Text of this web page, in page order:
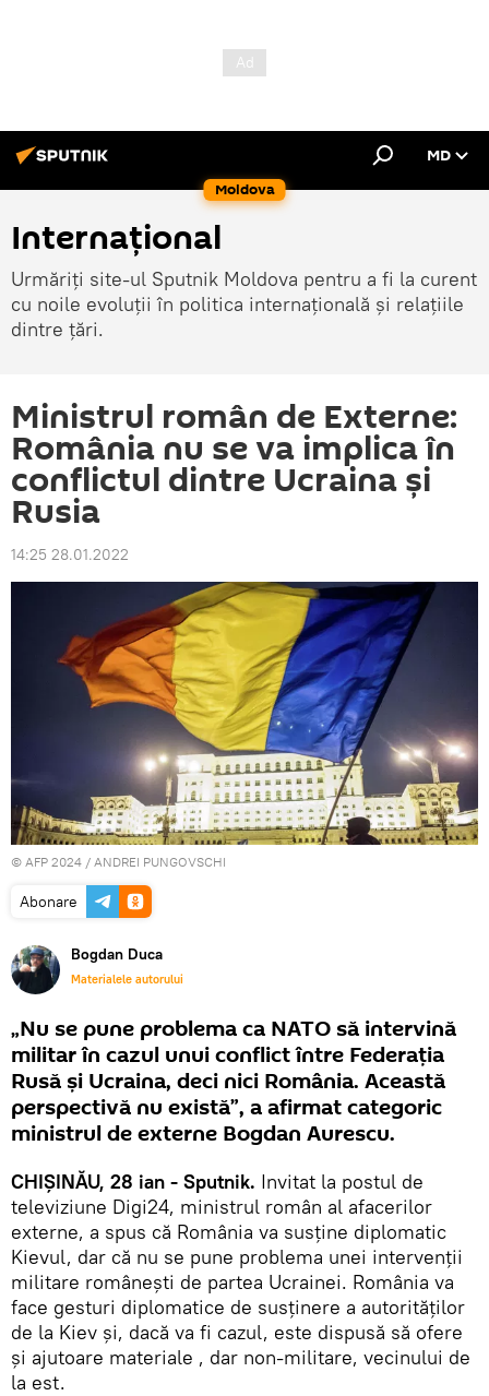
Moldova
MD
Internațional
Urmăriți site-ul Sputnik Moldova pentru a fi la curent
cu noile evoluții în politica internațională și relațiile
dintre țări.
Ministrul român de Externe:
România nu se va implica în
conflictul dintre Ucraina și
Rusia
14:25 28.01.2022
© AFP 2024 / ANDREI PUNGOVSCHI
Abonare
Bogdan Duca
Materialele autorului
„Nu se pune problema ca NATO să intervină
militar în cazul unui conflict între Federația
Rusă și Ucraina, deci nici România. Această
perspectivă nu există”, a afirmat categoric
ministrul de externe Bogdan Aurescu.
CHIȘINĂU, 28 ian - Sputnik. Invitat la postul de
televiziune Digi24, ministrul român al afacerilor
externe, a spus că România va susține diplomatic
Kievul, dar că nu se pune problema unei intervenții
militare românești de partea Ucrainei. România va
face gesturi diplomatice de susținere a autorităților
de la Kiev și, dacă va fi cazul, este dispusă să ofere
și ajutoare materiale , dar non-militare, vecinului de
la est.